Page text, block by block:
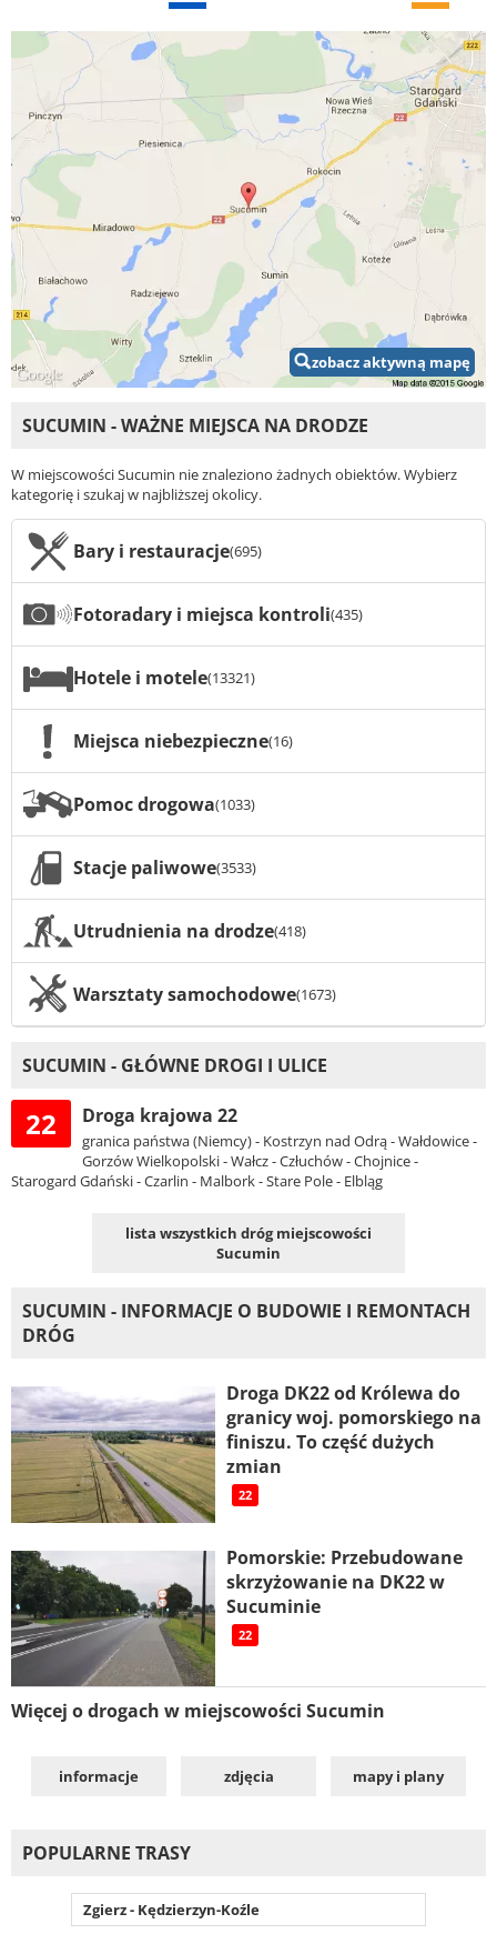
zobacz aktywną mapę
SUCUMIN - WAŻNE MIEJSCA NA DRODZE
W miejscowości Sucumin nie znaleziono żadnych obiektów. Wybierz
kategorię i szukaj w najbliższej okolicy.
Bary i restauracje(695)
Fotoradary i miejsca kontroli(435)
Hotele i motele(13321)
Miejsca niebezpieczne(16)
Pomoc drogowa(1033)
Stacje paliwowe(3533)
Utrudnienia na drodze(418)
Warsztaty samochodowe(1673)
SUCUMIN - GŁÓWNE DROGI I ULICE
22 Droga krajowa 22
granica państwa (Niemcy) - Kostrzyn nad Odrą - Wałdowice -
Gorzów Wielkopolski - Wałcz - Człuchów - Chojnice -
Starogard Gdański - Czarlin - Malbork - Stare Pole - Elbląg
lista wszystkich dróg miejscowości
Sucumin
SUCUMIN - INFORMACJE O BUDOWIE I REMONTACH
DRÓG
Droga DK22 od Królewa do
granicy woj. pomorskiego na
finiszu. To część dużych
zmian
22
Pomorskie: Przebudowane
skrzyżowanie na DK22 w
Sucuminie
22
Więcej o drogach w miejscowości Sucumin
informacje zdjęcia mapy i plany
POPULARNE TRASY
Zgierz - Kędzierzyn-Koźle